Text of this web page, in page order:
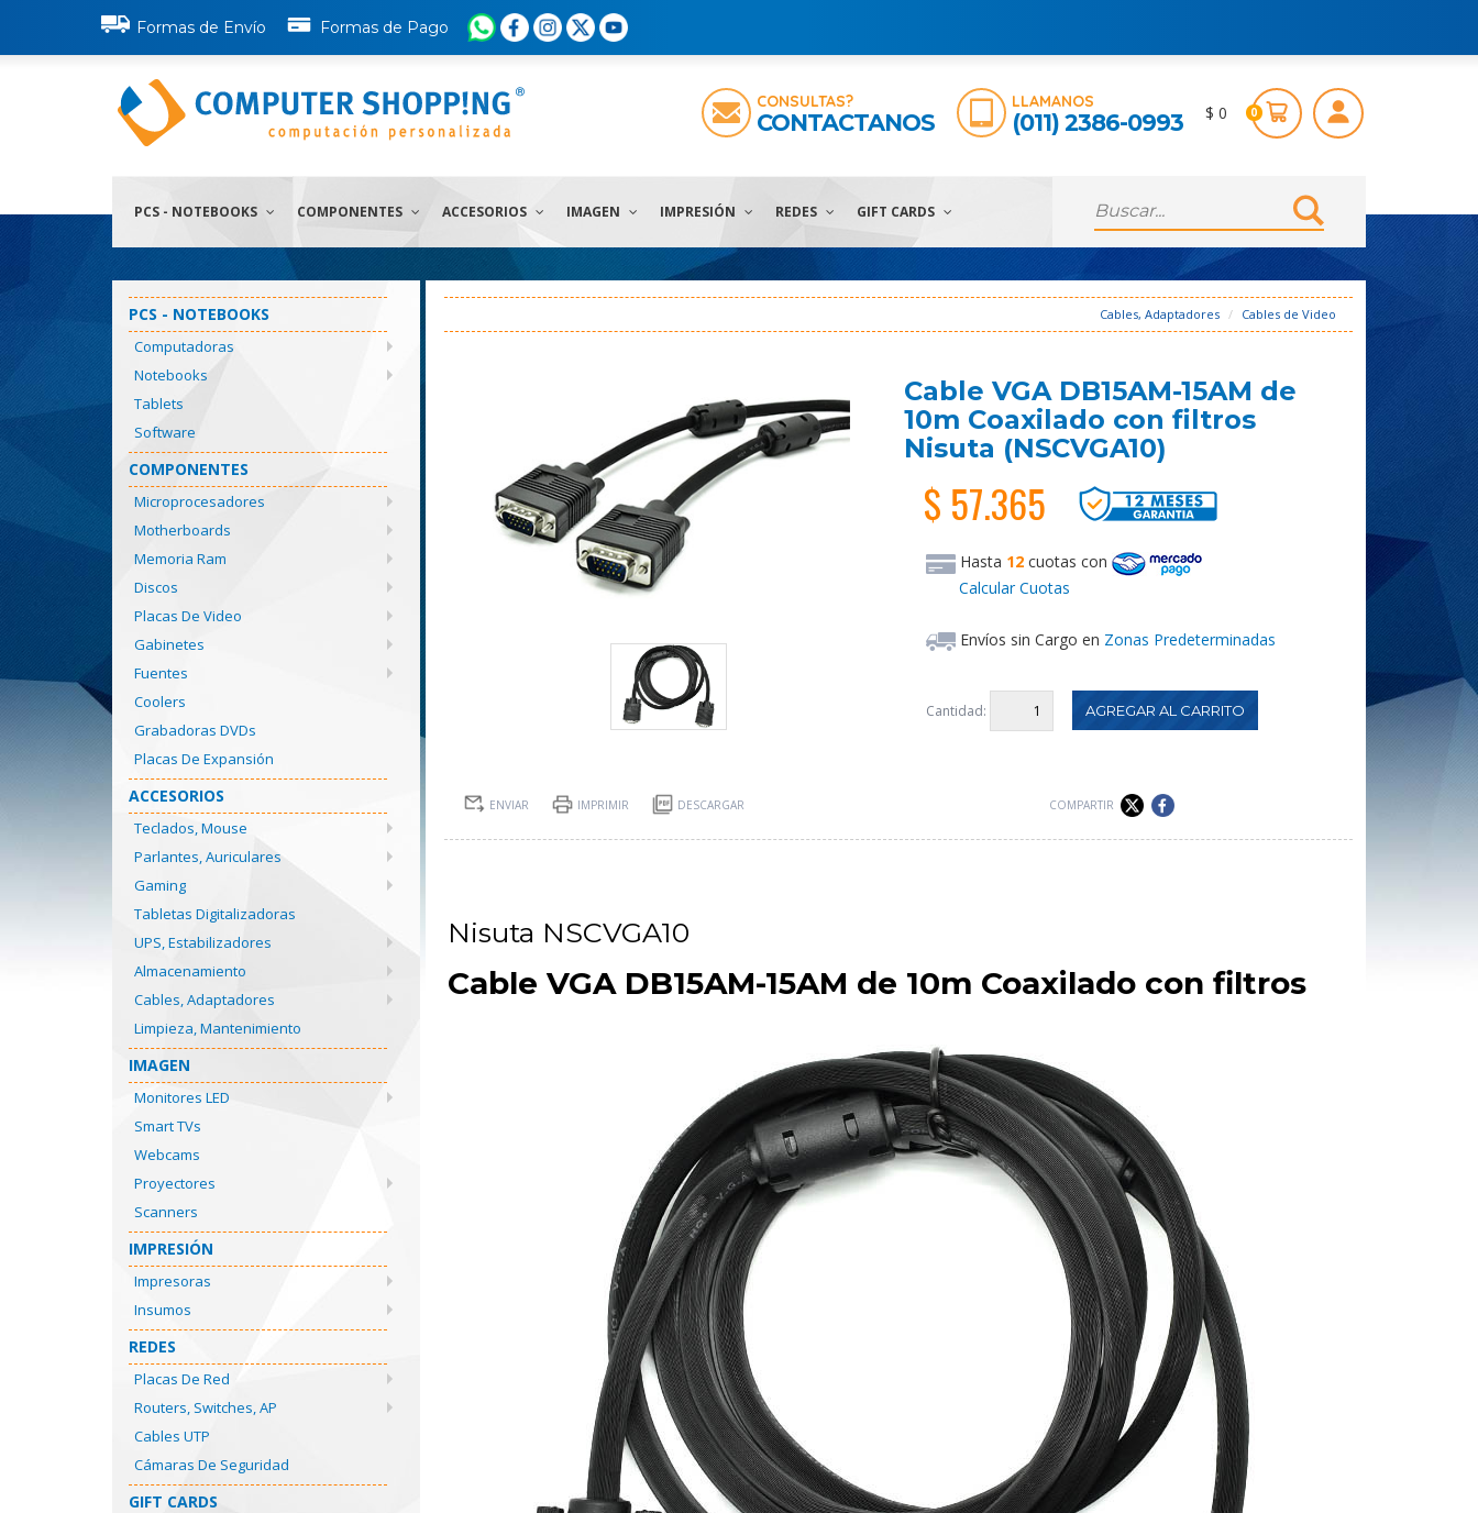
Formas de Envío Formas de Pago
$ 0 0
CONSULTAS?
CONTACTANOS
LLAMANOS
(011) 2386-0993
PCS - NOTEBOOKS COMPONENTES ACCESORIOS IMAGEN IMPRESIÓN REDES GIFT CARDS
PCS - NOTEBOOKS
Computadoras
Notebooks
Tablets
Software
COMPONENTES
Microprocesadores
Motherboards
Memoria Ram
Discos
Placas De Video
Gabinetes
Fuentes
Coolers
Grabadoras DVDs
Placas De Expansión
ACCESORIOS
Teclados, Mouse
Parlantes, Auriculares
Gaming
Tabletas Digitalizadoras
UPS, Estabilizadores
Almacenamiento
Cables, Adaptadores
Limpieza, Mantenimiento
IMAGEN
Monitores LED
Smart TVs
Webcams
Proyectores
Scanners
IMPRESIÓN
Impresoras
Insumos
REDES
Placas De Red
Routers, Switches, AP
Cables UTP
Cámaras De Seguridad
GIFT CARDS
Cables, Adaptadores Cables de Video
Cable VGA DB15AM-15AM de
10m Coaxilado con filtros
Nisuta (NSCVGA10)
$ 57.365
Hasta 12 cuotas con
Calcular Cuotas
Envíos sin Cargo en Zonas Predeterminadas
Cantidad:
ENVIAR IMPRIMIR DESCARGAR COMPARTIR
Nisuta NSCVGA10
Cable VGA DB15AM-15AM de 10m Coaxilado con filtros